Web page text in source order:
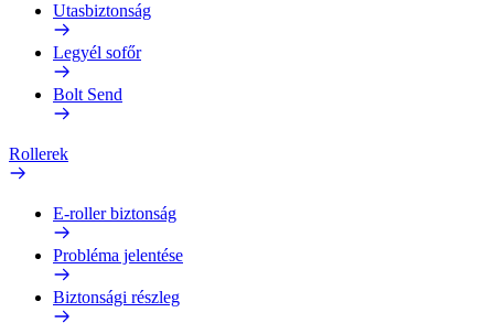
Utasbiztonság
Legyél sofőr
Bolt Send
Rollerek
E-roller biztonság
Probléma jelentése
Biztonsági részleg